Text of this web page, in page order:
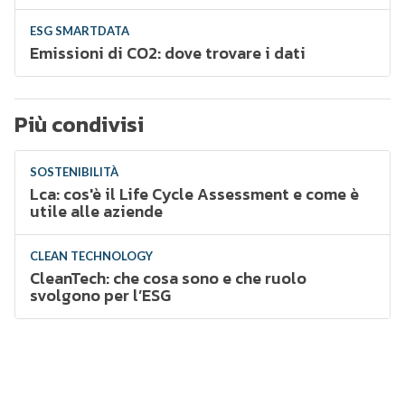
ESG SMARTDATA
Emissioni di CO2: dove trovare i dati
Più condivisi
SOSTENIBILITÀ
Lca: cos'è il Life Cycle Assessment e come è
utile alle aziende
CLEAN TECHNOLOGY
CleanTech: che cosa sono e che ruolo
svolgono per l’ESG